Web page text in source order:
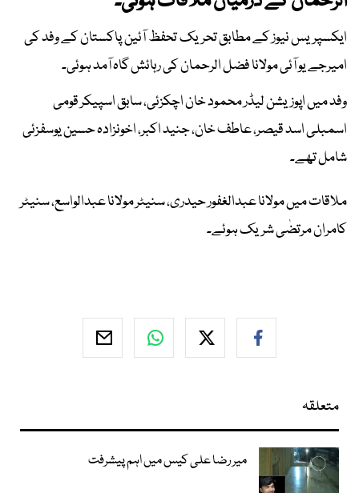
ایکسپریس نیوز کے مطابق تحریک تحفظ آئین پاکستان کے وفد کی
امیرجے یو آئی مولانا فضل الرحمان کی رہائش گاہ آمد ہوئی۔
وفد میں اپوزیشن لیڈر محمود خان اچکزئی، سابق اسپیکر قومی
اسمبلی اسد قیصر، عاطف خان، جنید اکبر، اخونزادہ حسین یوسفزئی
شامل تھے۔
ملاقات میں مولانا عبدالغفور حیدری، سنیٹر مولانا عبدالواسع، سنیٹر
کامران مرتضٰی شریک ہوئے۔
متعلقہ
میر رضا علی کیس میں اہم پیشرفت